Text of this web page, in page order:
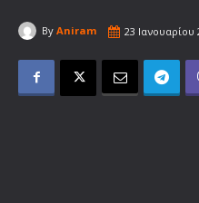
By Aniram 23 Ιανουαρίου